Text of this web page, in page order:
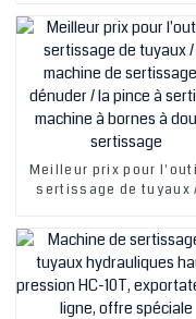
Meilleur prix pour
sertissage de tuyaux
dénuder / la pince à
la machine à bornes
double sertissage